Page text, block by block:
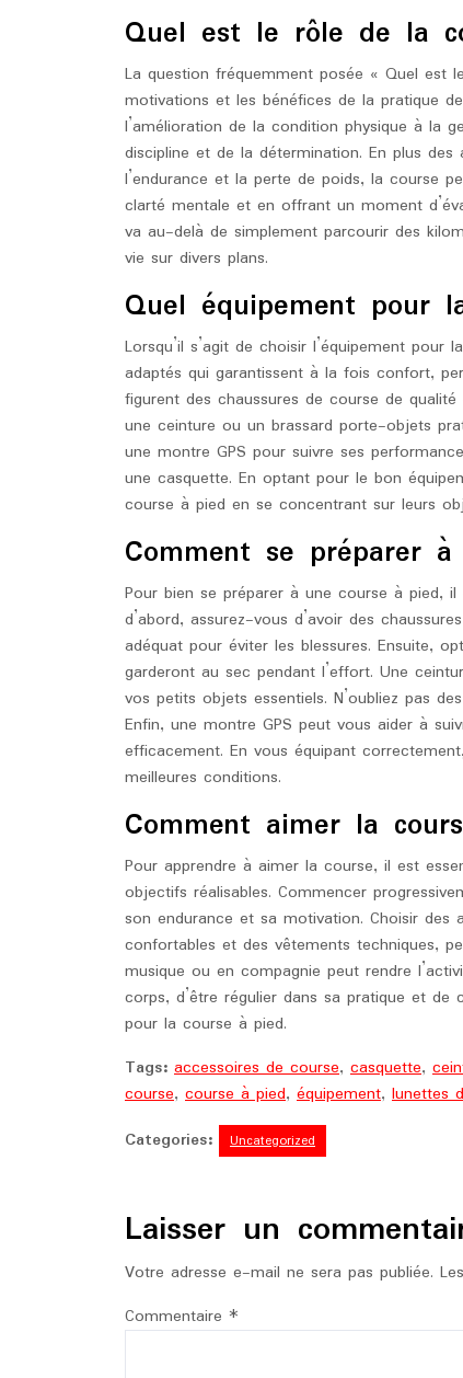
Quel est le rôle de la
La question fréquemment posée « Quel est
motivations et les bénéfices de la pratique
l’amélioration de la condition physique à la
discipline et de la détermination. En plus des
l’endurance et la perte de poids, la course
clarté mentale et en offrant un moment
va au-delà de simplement parcourir des
vie sur divers plans.
Quel équipement pour
Lorsqu’il s’agit de choisir l’équipement
adaptés qui garantissent à la fois confort,
figurent des chaussures de course de
une ceinture ou un brassard porte-objets
une montre GPS pour suivre ses
une casquette. En optant pour le bon
course à pied en se concentrant sur leurs
Comment se préparer
Pour bien se préparer à une course à pied,
d’abord, assurez-vous d’avoir des
adéquat pour éviter les blessures. Ensuite,
garderont au sec pendant l’effort. Une
vos petits objets essentiels. N’oubliez pas
Enfin, une montre GPS peut vous aider à
efficacement. En vous équipant
meilleures conditions.
Comment aimer la
Pour apprendre à aimer la course, il est
objectifs réalisables. Commencer
son endurance et sa motivation. Choisir des
confortables et des vêtements techniques,
musique ou en compagnie peut rendre
corps, d’être régulier dans sa pratique et
pour la course à pied.
Tags: accessoires de course, casquette,
course, course à pied, équipement, lunettes
Categories:
Uncategorized
Laisser un
Votre adresse e-mail ne sera pas publiée.
Commentaire *